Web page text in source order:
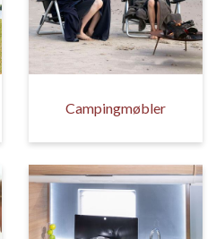
Campingmøbler